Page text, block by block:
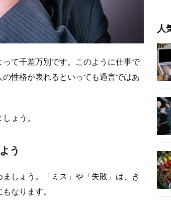
て千差万別です。このように仕事で
性格が表れるといっても過言ではあ
ょう。
う
しょう。「ミス」や「失敗」は、き
なります。
人